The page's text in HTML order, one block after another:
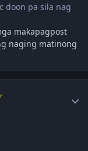
doon pa sila nag
makapagpost
naging matinong